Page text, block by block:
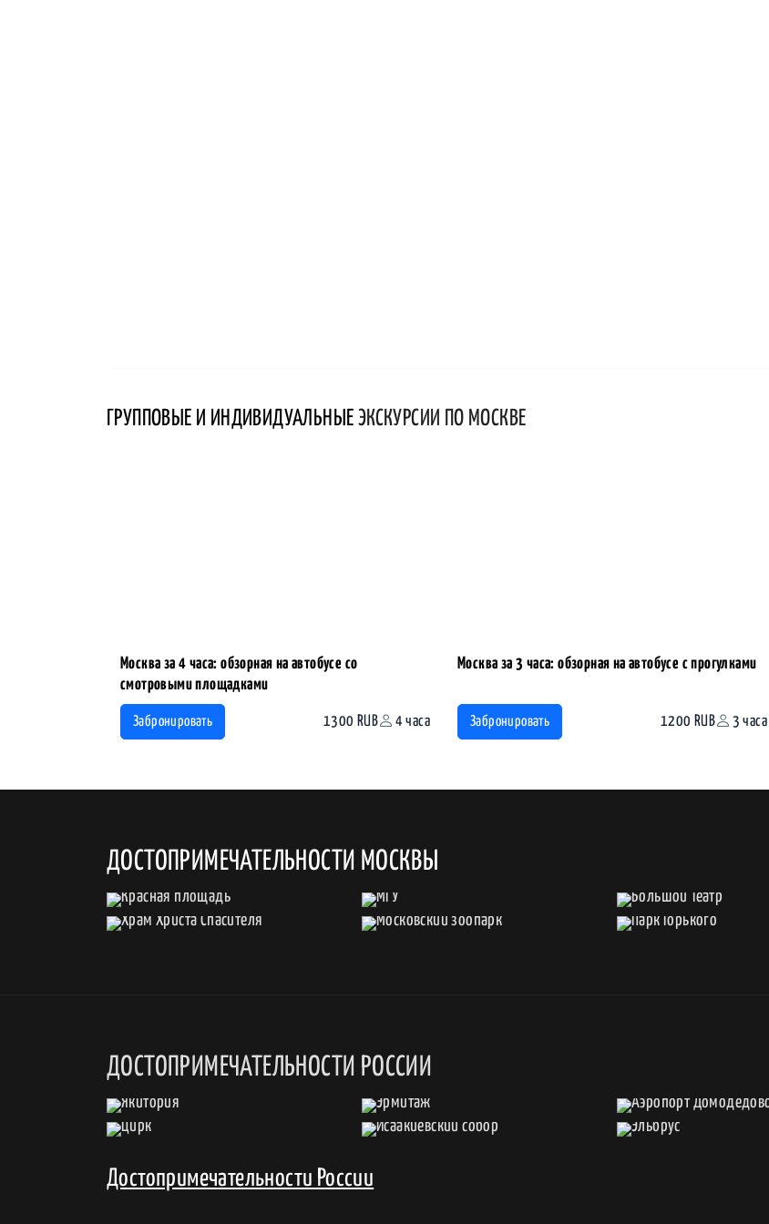
ГРУППОВЫЕ И ИНДИВИДУАЛЬНЫЕ ЭКСКУРСИИ ПО МОСКВЕ
Москва за 4 часа: обзорная на автобусе со
смотровыми площадками
Забронировать 1300 RUB 4 часа
Москва за 3 часа: обзорная на автобусе с прогулками
Забронировать 1200 RUB 3 часа
ДОСТОПРИМЕЧАТЕЛЬНОСТИ МОСКВЫ
ДОСТОПРИМЕЧАТЕЛЬНОСТИ РОССИИ
Достопримечательности России